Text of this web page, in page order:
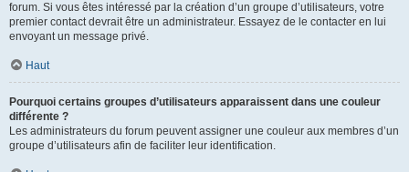
forum. Si vous êtes intéressé par la création d’un groupe d’utilisateurs, votre
premier contact devrait être un administrateur. Essayez de le contacter en lui
envoyant un message privé.
Haut
Pourquoi certains groupes d’utilisateurs apparaissent dans une couleur
différente ?
Les administrateurs du forum peuvent assigner une couleur aux membres d’un
groupe d’utilisateurs afin de faciliter leur identification.